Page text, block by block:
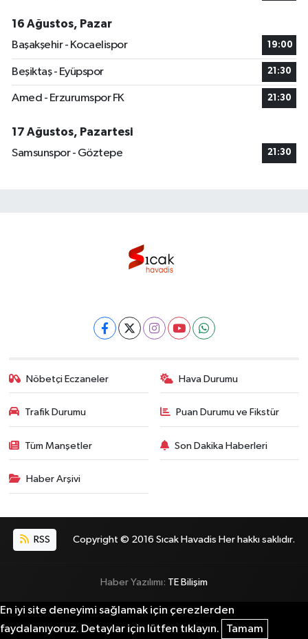
16 Ağustos, Pazar
Başakşehir - Kocaelispor
19:00
Beşiktaş - Eyüpspor 21:30
Amed - Erzurumspor FK 21:30
17 Ağustos, Pazartesi
Samsunspor - Göztepe
21:30
Nöbetçi Eczaneler Hava Durumu
Trafik Durumu Puan Durumu ve Fikstür
Tüm Manşetler Son Dakika Haberleri
Haber Arşivi
RSS Copyright © 2016 Sıcak Havadis Her hakkı saklıdır.
Haber Yazılımı: TE Bilişim
En iyi site deneyimi sağlamak için çerezlerden
faydalanıyoruz. Detaylar için lütfen tıklayın.
Tamam